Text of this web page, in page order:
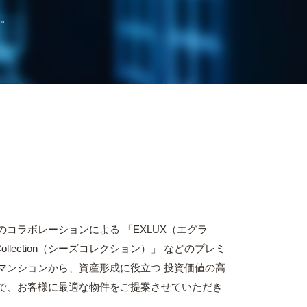
コラボレーションによる 「EXLUX（エグラ
（シーズコレクション）」 などのプレミ
ンションから、資産形成に役立つ 投資価値の高
、お客様に最適な物件をご提案させていただき